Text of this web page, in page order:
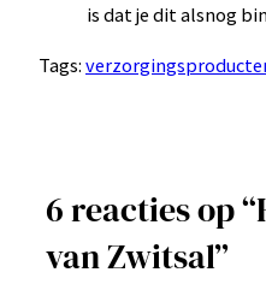
is dat je dit alsnog
Tags:
6 reacties op
van Zwitsal”